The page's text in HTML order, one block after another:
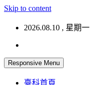
Skip to content
2026.08.10 , 星期一
Responsive Menu
臺科首頁